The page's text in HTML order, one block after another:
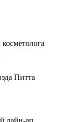
Питта
лайн-ап